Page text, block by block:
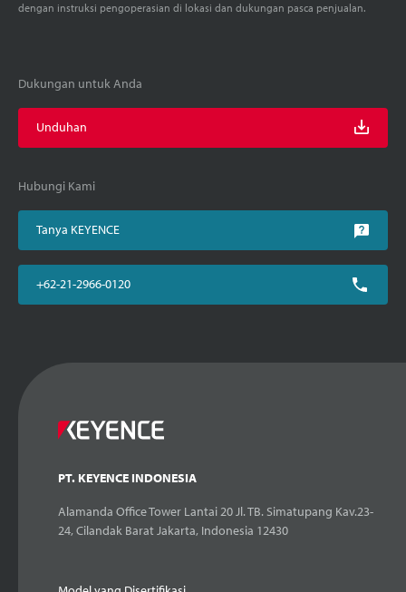
dengan instruksi pengoperasian di lokasi dan dukungan pasca penjualan.
Dukungan untuk Anda
Unduhan
Hubungi Kami
Tanya KEYENCE
+62-21-2966-0120
PT. KEYENCE INDONESIA
Alamanda Office Tower Lantai 20 Jl. TB. Simatupang Kav.23-
24, Cilandak Barat Jakarta, Indonesia 12430